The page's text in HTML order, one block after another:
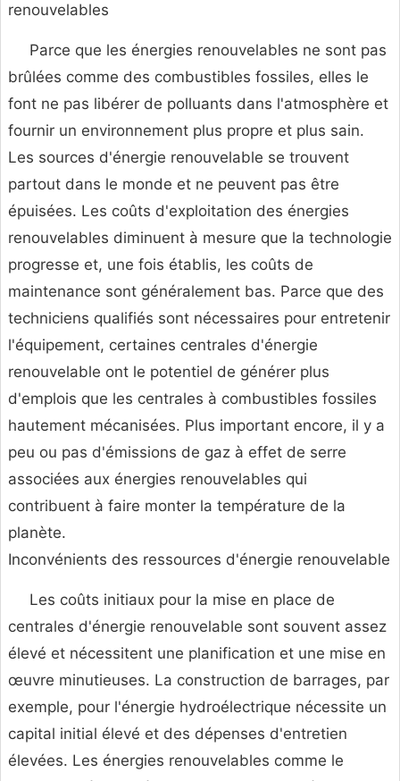
renouvelables
Parce que les énergies renouvelables ne sont pas
brûlées comme des combustibles fossiles, elles le
font ne pas libérer de polluants dans l'atmosphère et
fournir un environnement plus propre et plus sain.
Les sources d'énergie renouvelable se trouvent
partout dans le monde et ne peuvent pas être
épuisées. Les coûts d'exploitation des énergies
renouvelables diminuent à mesure que la technologie
progresse et, une fois établis, les coûts de
maintenance sont généralement bas. Parce que des
techniciens qualifiés sont nécessaires pour entretenir
l'équipement, certaines centrales d'énergie
renouvelable ont le potentiel de générer plus
d'emplois que les centrales à combustibles fossiles
hautement mécanisées. Plus important encore, il y a
peu ou pas d'émissions de gaz à effet de serre
associées aux énergies renouvelables qui
contribuent à faire monter la température de la
planète.
Inconvénients des ressources d'énergie renouvelable
Les coûts initiaux pour la mise en place de
centrales d'énergie renouvelable sont souvent assez
élevé et nécessitent une planification et une mise en
œuvre minutieuses. La construction de barrages, par
exemple, pour l'énergie hydroélectrique nécessite un
capital initial élevé et des dépenses d'entretien
élevées. Les énergies renouvelables comme le